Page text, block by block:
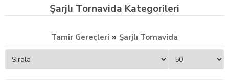
Şarjlı Tornavida Kategorileri
Tamir Gereçleri » Şarjlı Tornavida